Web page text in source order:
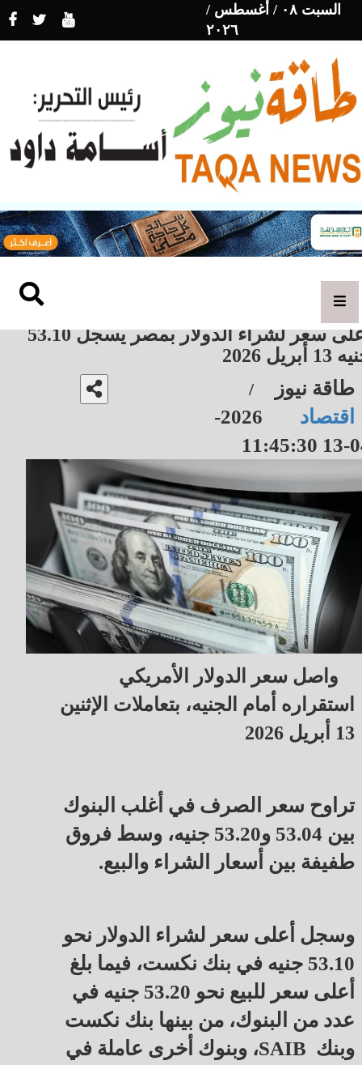
السبت ٠٨ / أغسطس /
٢٠٢٦
أعلى سعر لشراء الدولار بمصر يسجل 53.10
أبريل 2026
طاقة نيوز /
اقتصاد
2026-
04-13
واصل سعر الدولار الأمريكي
استقراره أمام الجنيه، بتعاملات الإثنين
13 أبريل 2026
تراوح سعر الصرف في أغلب البنوك
بين 53.04 و53.20 جنيه، وسط فروق
طفيفة بين أسعار الشراء والبيع.
وسجل أعلى سعر لشراء الدولار نحو
53.10 جنيه في بنك نكست، فيما بلغ
أعلى سعر للبيع نحو 53.20 جنيه في
عدد من البنوك، من بينها بنك نكست
وبنك SAIB، وبنوك أخرى عاملة في